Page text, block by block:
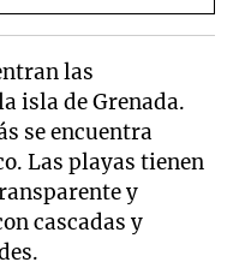
las
isla de Grenada.
se encuentra
Las playas tienen
y
cascadas y